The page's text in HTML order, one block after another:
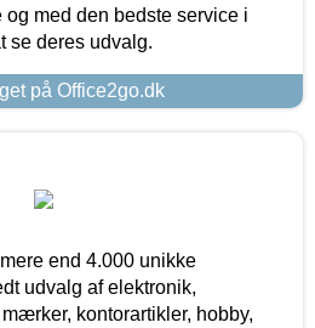
og med den bedste service i
se deres udvalg.
på Office2go.dk
end 4.000 unikke
udvalg af elektronik,
kontorartikler, hobby,